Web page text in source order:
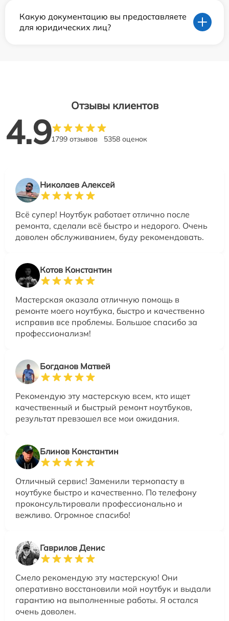
Какую документацию вы предоставляете
для юридических лиц?
Отзывы клиентов
4.91799 отзывов 5358 оценок
Николаев Алексей
Всё супер! Ноутбук работает отлично после
ремонта, сделали всё быстро и недорого. Очень
доволен обслуживанием, буду рекомендовать.
Котов Константин
Мастерская оказала отличную помощь в
ремонте моего ноутбука, быстро и качественно
исправив все проблемы. Большое спасибо за
профессионализм!
Богданов Матвей
Рекомендую эту мастерскую всем, кто ищет
качественный и быстрый ремонт ноутбуков,
результат превзошел все мои ожидания.
Блинов Константин
Отличный сервис! Заменили термопасту в
ноутбуке быстро и качественно. По телефону
проконсультировали профессионально и
вежливо. Огромное спасибо!
Гаврилов Денис
Смело рекомендую эту мастерскую! Они
оперативно восстановили мой ноутбук и выдали
гарантию на выполненные работы. Я остался
очень доволен.